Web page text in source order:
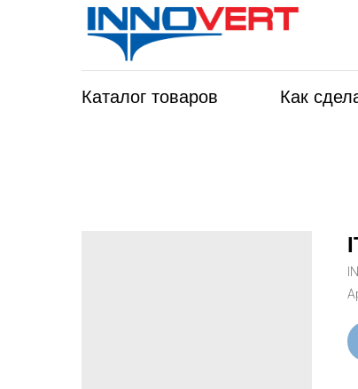
Каталог товаров Как